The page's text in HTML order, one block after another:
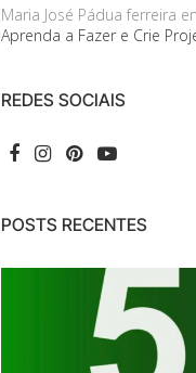
Maria José Pádua ferreira
Aprenda a Fazer e Crie
REDES SOCIAIS
POSTS RECENTES